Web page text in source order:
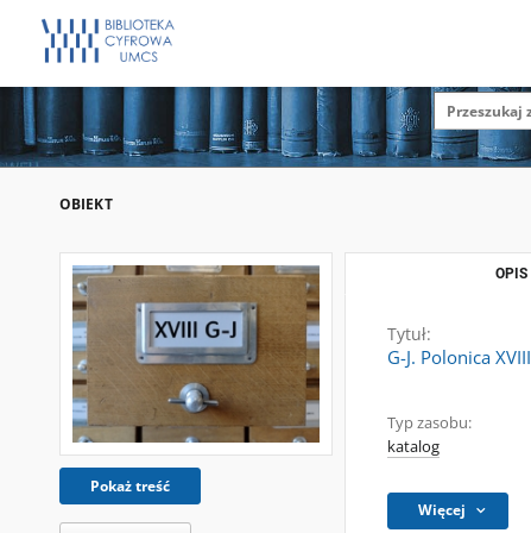
OBIEKT
Pokaż treść
OPIS
Tytuł:
G-J. Polonica XVIII
Typ zasobu:
katalog
Więcej